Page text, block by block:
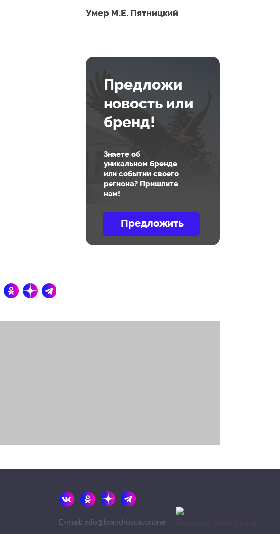
Умер М.Е. Пятницкий
Предложи
новость или
бренд!
Знаете об
уникальном бренде
или событии своего
региона? Пришлите
нам!
E-mail: info@brandrussia.online